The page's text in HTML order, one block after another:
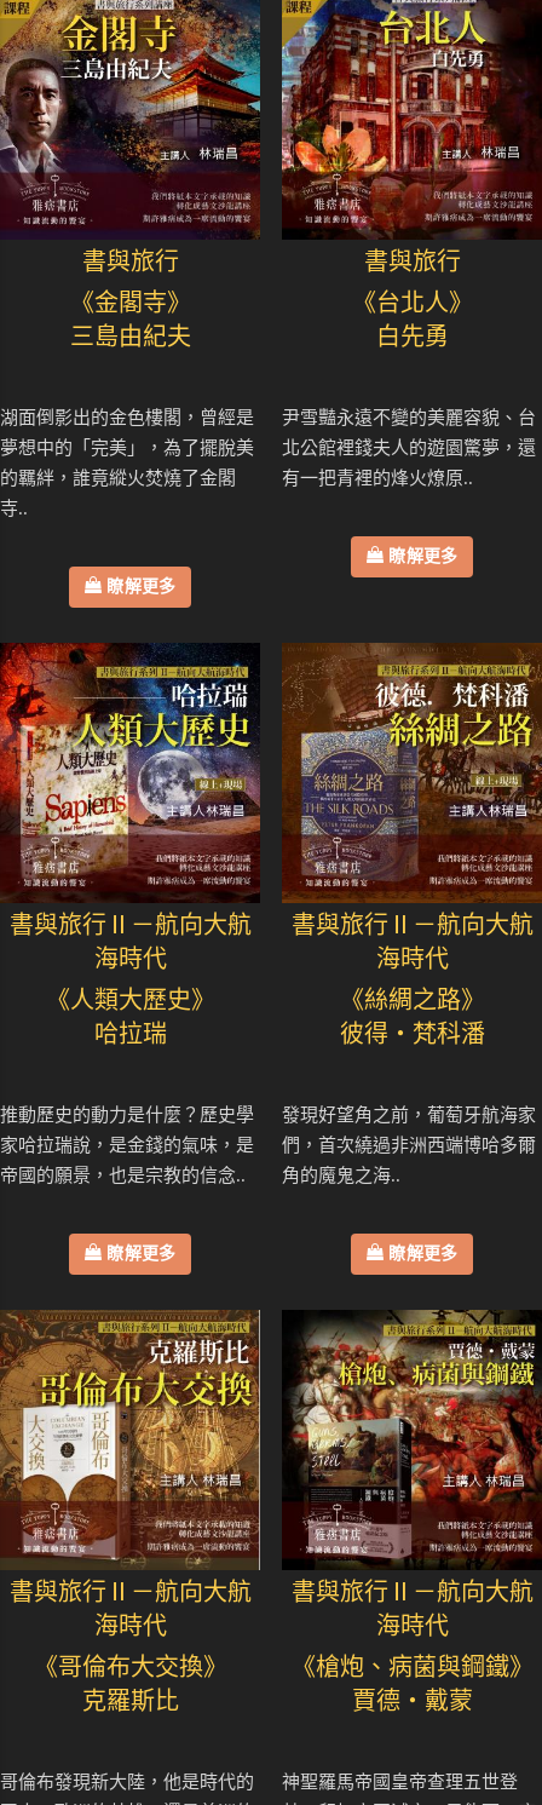
書與旅行
《金閣寺》
三島由紀夫
湖面倒影出的金色樓閣，曾經是
夢想中的「完美」，為了擺脫美
的羈絆，誰竟縱火焚燒了金閣
寺..
瞭解更多
書與旅行
《台北人》
白先勇
尹雪豔永遠不變的美麗容貌、台
北公館裡錢夫人的遊園驚夢，還
有一把青裡的烽火燎原..
瞭解更多
書與旅行Ⅱ－航向大航
海時代
《人類大歷史》
哈拉瑞
推動歷史的動力是什麼？歷史學
家哈拉瑞說，是金錢的氣味，是
帝國的願景，也是宗教的信念..
瞭解更多
書與旅行Ⅱ－航向大航
海時代
《絲綢之路》
彼得・梵科潘
發現好望角之前，葡萄牙航海家
們，首次繞過非洲西端博哈多爾
角的魔鬼之海..
瞭解更多
書與旅行Ⅱ－航向大航
海時代
《哥倫布大交換》
克羅斯比
哥倫布發現新大陸，他是時代的
書與旅行Ⅱ－航向大航
海時代
《槍炮、病菌與鋼鐵》
賈德・戴蒙
神聖羅馬帝國皇帝查理五世登